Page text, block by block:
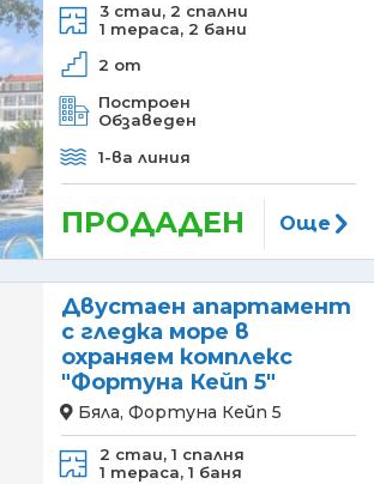
3 стаи, 2 спални
1 тераса, 2 бани
2 от
Построен
Обзаведен
1-ва линия
ПРОДАДЕН Още
Двустаен апартамент
с гледка море в
охраняем комплекс
"Фортуна Кейп 5"
Бяла, Фортуна Кейп 5
2 стаи, 1 спалня
1 тераса, 1 баня